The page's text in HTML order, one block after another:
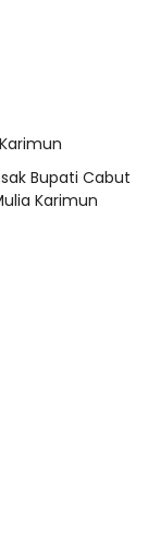
Bupati Cabut
Karimun